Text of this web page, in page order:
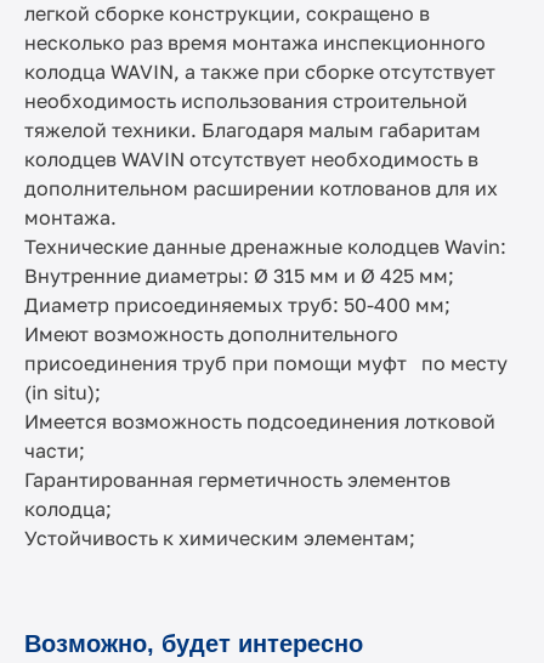
легкой сборке конструкции, сокращено в
несколько раз время монтажа инспекционного
колодца WAVIN, а также при сборке отсутствует
необходимость использования строительной
тяжелой техники. Благодаря малым габаритам
колодцев WAVIN отсутствует необходимость в
дополнительном расширении котлованов для их
монтажа.
Технические данные дренажные колодцев Wavin:
Внутренние диаметры: Ø 315 мм и Ø 425 мм;
Диаметр присоединяемых труб: 50-400 мм;
Имеют возможность дополнительного
присоединения труб при помощи муфт по месту
(in situ);
Имеется возможность подсоединения лотковой
части;
Гарантированная герметичность элементов
колодца;
Устойчивость к химическим элементам;
Возможно, будет интересно